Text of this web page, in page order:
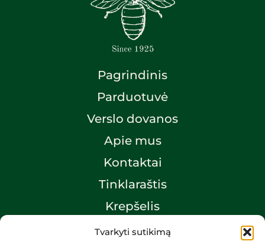
Tvarkyti sutikimą
Pagrindinis
Parduotuvė
Verslo dovanos
Apie mus
Kontaktai
Tinklaraštis
Krepšelis
Mano paskyra